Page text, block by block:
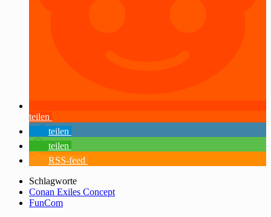
teilen
teilen
teilen
RSS-feed
Schlagworte
Conan Exiles Concept
FunCom